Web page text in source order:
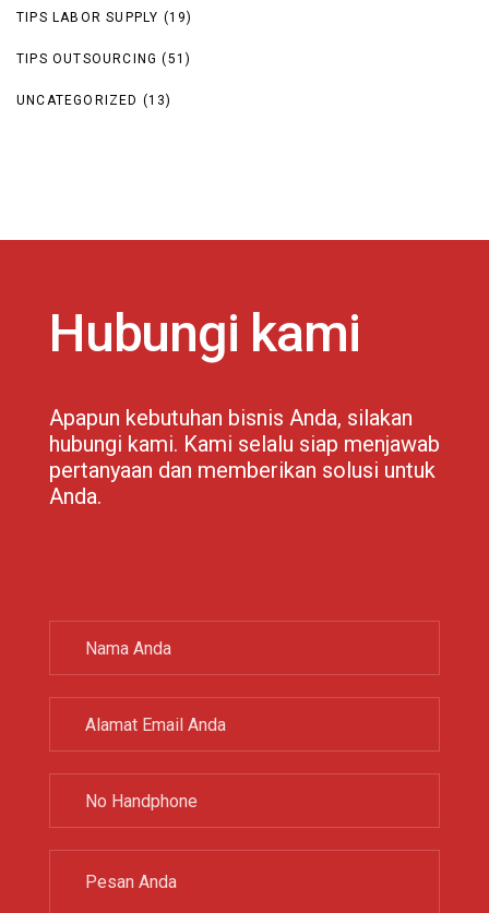
TIPS LABOR SUPPLY (19)
TIPS OUTSOURCING (51)
UNCATEGORIZED (13)
Hubungi kami
Apapun kebutuhan bisnis Anda, silakan
hubungi kami. Kami selalu siap menjawab
pertanyaan dan memberikan solusi untuk
Anda.